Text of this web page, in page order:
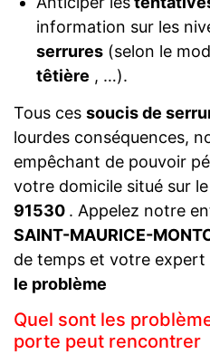
information sur les
serrures(selon le
têtière , …).
Tous ces soucis de
lourdes conséquences,
empêchant de pouvoir
votre domicile situé sur
91530 . Appelez notre
SAINT-MAURICE-
de temps et votre expert
le problème
Quel sont les
porte peut rencontrer